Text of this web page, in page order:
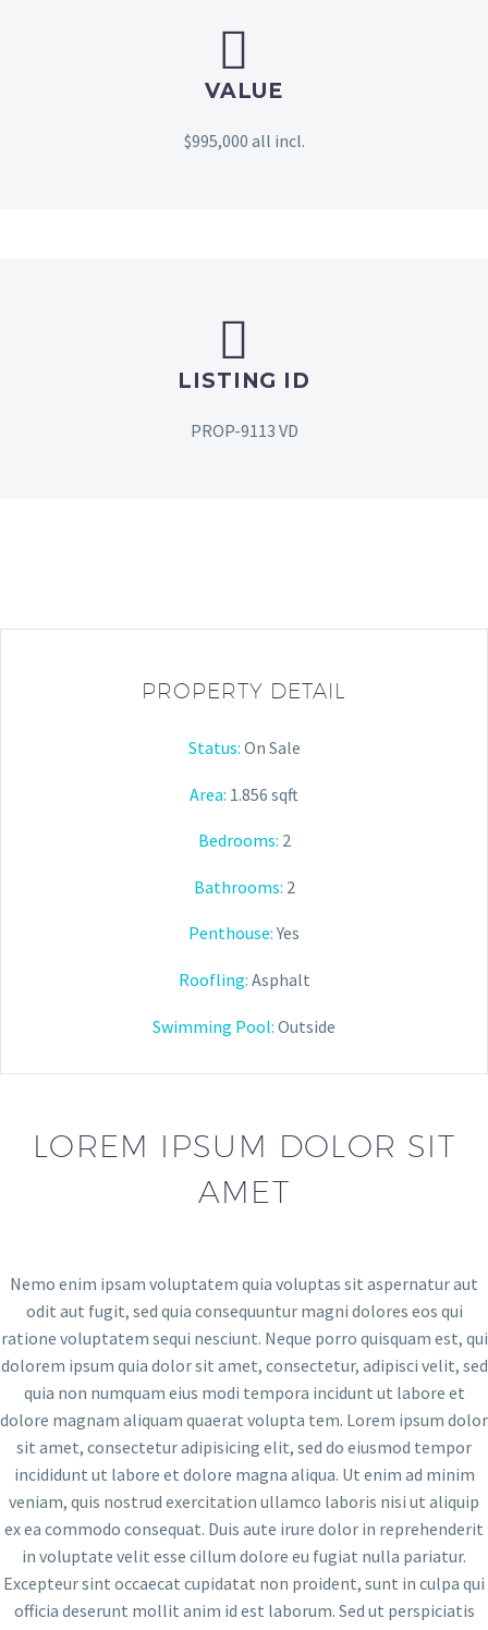


VALUE
$995,000 all incl.


LISTING ID
PROP-9113 VD
PROPERTY DETAIL
Status: On Sale
Area: 1.856 sqft
Bedrooms: 2
Bathrooms: 2
Penthouse:Yes
Roofling: Asphalt
Swimming Pool: Outside
LOREM IPSUM DOLOR SIT
AMET
Nemo enim ipsam voluptatem quia voluptas sit aspernatur aut
odit aut fugit, sed quia consequuntur magni dolores eos qui
ratione voluptatem sequi nesciunt. Neque porro quisquam est, qui
dolorem ipsum quia dolor sit amet, consectetur, adipisci velit, sed
quia non numquam eius modi tempora incidunt ut labore et
dolore magnam aliquam quaerat volupta tem. Lorem ipsum dolor
sit amet, consectetur adipisicing elit, sed do eiusmod tempor
incididunt ut labore et dolore magna aliqua. Ut enim ad minim
veniam, quis nostrud exercitation ullamco laboris nisi ut aliquip
ex ea commodo consequat. Duis aute irure dolor in reprehenderit
in voluptate velit esse cillum dolore eu fugiat nulla pariatur.
Excepteur sint occaecat cupidatat non proident, sunt in culpa qui
officia deserunt mollit anim id est laborum. Sed ut perspiciatis